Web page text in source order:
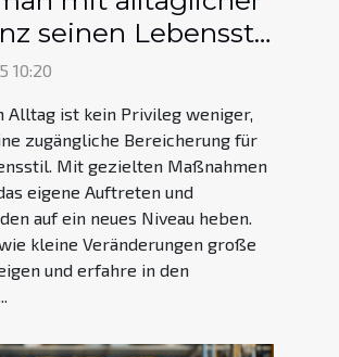
seinen Lebensstil
kann?
10:20
Alltag ist kein Privileg weniger,
zugängliche Bereicherung für
Mit gezielten Maßnahmen
eigene Auftreten und
auf ein neues Niveau heben.
kleine Veränderungen große
und erfahre in den